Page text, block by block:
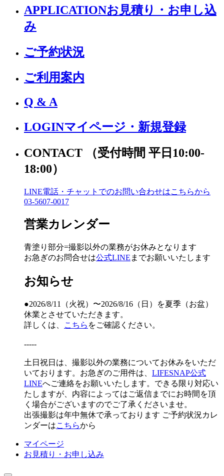
APPLICATIONお見積り・お申し込
み
ご予約状況
ご利用案内
Q & A
LOGINマイページ・新規登録
CONTACT
（受付時間 平日10:00-
18:00）
LINE電話・チャットでのお問い合わせはこちらから
03-5607-0017
営業カレンダー
青塗り 部分=撮影以外の業務がお休みとなります
お急ぎのお問合せは公式LINE までお願いいたします
お知らせ
●2026/8/11（火祝）〜2026/8/16（日）を夏季（お盆）
休業とさせていただきます。
詳しくは、
こちら をご確認ください。
-----
土日祝日は、撮影以外の業務についてお休みをいただ
いております。お急ぎのご用件は、 LIFESNAP公式
LINEへご連絡をお願いいたします。できる限り対応い
たしますが、内容によってはご返信までにお時間を頂
く場合がございますのでご了承くださいませ。
出張撮影は年中無休で承っております ご予約状況カレ
ンダーはこちらから
マイページ
お見積り・お申し込み